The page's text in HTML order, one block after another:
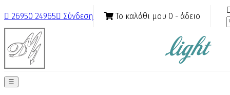
 26950 24965 Σύνδεση Το καλάθι μου 0 - άδειο
Toggle
navigation
☰